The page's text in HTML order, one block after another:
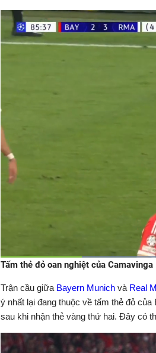
Backwarddừng Forward
Thời
hiện
tại
0:09 / Duration
0:40
Tấm thẻ đỏ oan nghiệt của Camavinga
Trận cầu giữa Bayern Munich và Real
ý nhất lại đang thuộc về tấm thẻ đỏ
sau khi nhận thẻ vàng thứ hai. Đây có